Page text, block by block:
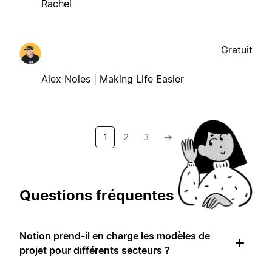
Rachel
Alex Noles | Making Life Easier
Gratuit
1 2 3 →
Questions fréquentes
Notion prend-il en charge les modèles de
projet pour différents secteurs ?